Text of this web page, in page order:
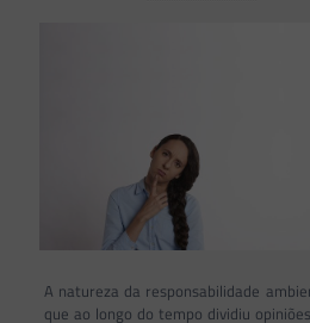
A natureza da responsabilidade
que ao longo do tempo dividiu